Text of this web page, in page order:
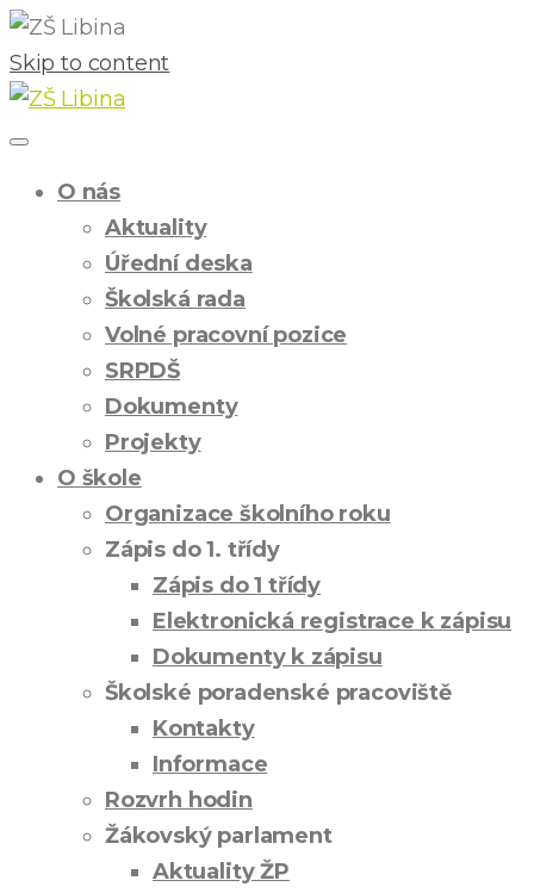
Skip to content
O nás
Aktuality
Úřední deska
Školská rada
Volné pracovní pozice
SRPDŠ
Dokumenty
Projekty
O škole
Organizace školního roku
Zápis do 1. třídy
Zápis do 1 třídy
Elektronická registrace k zápisu
Dokumenty k zápisu
Školské poradenské pracoviště
Kontakty
Informace
Rozvrh hodin
Žákovský parlament
Aktuality ŽP